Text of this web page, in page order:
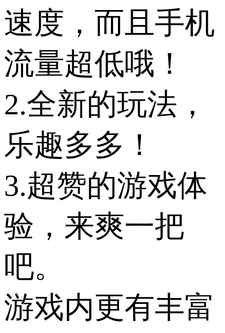
速度，而且手机
流量超低哦！
2.全新的玩法，
乐趣多多！
3.超赞的游戏体
验，来爽一把
吧。
游戏内更有丰富